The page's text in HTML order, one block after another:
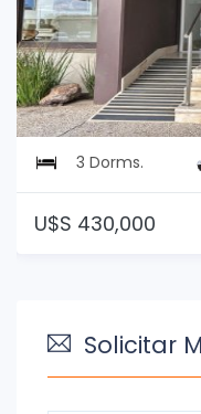
3 Dorms.
U$S 430,000
Solicitar